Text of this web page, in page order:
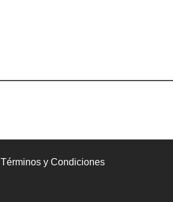
Términos y Condiciones